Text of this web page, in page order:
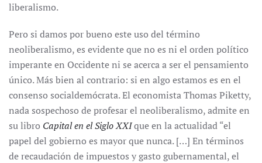
liberalismo.
Pero si damos por bueno este uso del término
neoliberalismo, es evidente que no es ni el orden político
imperante en Occidente ni se acerca a ser el pensamiento
único. Más bien al contrario: si en algo estamos es en el
consenso socialdemócrata. El economista Thomas Piketty,
nada sospechoso de profesar el neoliberalismo, admite en
su libro Capital en el Siglo XXIque en la actualidad “el
papel del gobierno es mayor que nunca. […] En términos
de recaudación de impuestos y gasto gubernamental, el